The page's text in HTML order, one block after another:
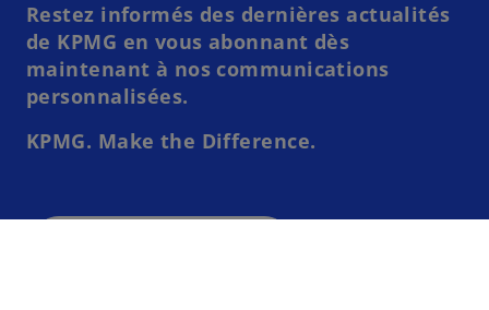
Restez informés des dernières actualités
de KPMG en vous abonnant dès
maintenant à nos communications
personnalisées.
KPMG. Make the Difference.